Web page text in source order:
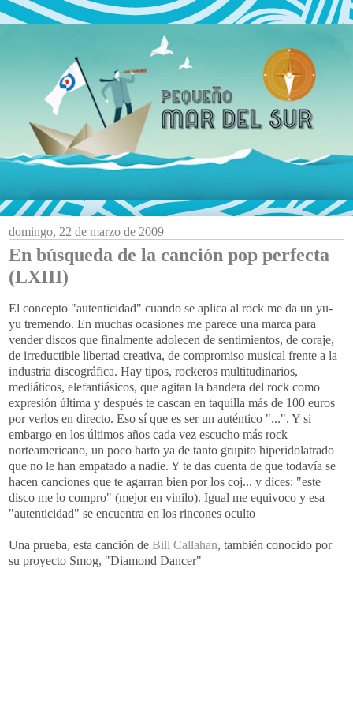
domingo, 22 de marzo de 2009
En búsqueda de la canción pop perfecta
(LXIII)
El concepto "autenticidad" cuando se aplica al rock me da un yu-
yu tremendo. En muchas ocasiones me parece una marca para
vender discos que finalmente adolecen de sentimientos, de coraje,
de irreductible libertad creativa, de compromiso musical frente a la
industria discográfica. Hay tipos, rockeros multitudinarios,
mediáticos, elefantiásicos, que agitan la bandera del rock como
expresión última y después te cascan en taquilla más de 100 euros
por verlos en directo. Eso sí que es ser un auténtico "...". Y si
embargo en los últimos años cada vez escucho más rock
norteamericano, un poco harto ya de tanto grupito hiperidolatrado
que no le han empatado a nadie. Y te das cuenta de que todavía se
hacen canciones que te agarran bien por los coj... y dices: "este
disco me lo compro" (mejor en vinilo). Igual me equivoco y esa
"autenticidad" se encuentra en los rincones oculto
Una prueba, esta canción de Bill Callahan, también conocido por
su proyecto Smog, "Diamond Dancer"